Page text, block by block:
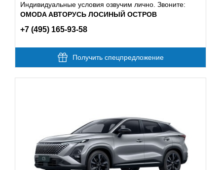
Индивидуальные условия озвучим лично. Звоните:
OMODA АВТОРУСЬ ЛОСИНЫЙ ОСТРОВ
+7 (495) 165-93-58
Получить спецпредложение